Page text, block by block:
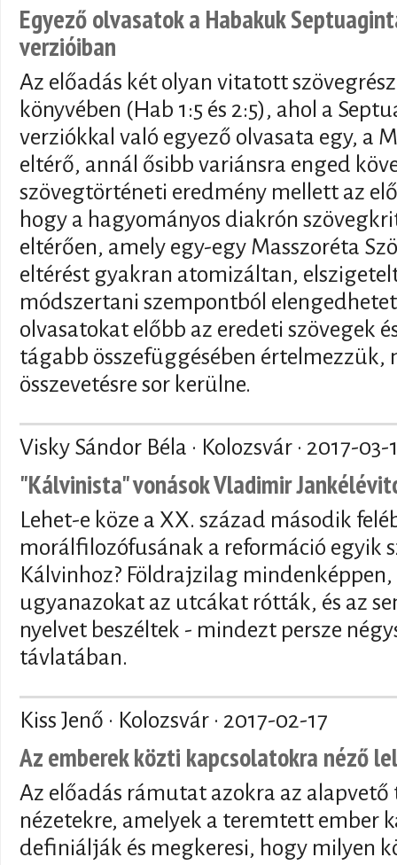
Egyező olvasatok a Habakuk
verzióiban
Az előadás két olyan vitatott
könyvében (Hab 1:5 és 2:5), ahol a
verziókkal való egyező olvasata egy, a
eltérő, annál ősibb variánsra enged
szövegtörténeti eredmény mellett az
hogy a hagyományos diakrón
eltérően, amely egy-egy Masszoréta
eltérést gyakran atomizáltan,
módszertani szempontból
olvasatokat előbb az eredeti szövegek
tágabb összefüggésében értelmezzük,
összevetésre sor kerülne.
Visky Sándor Béla · Kolozsvár · 2017-03-
"Kálvinista" vonások Vladimir
Lehet-e köze a XX. század második
morálfilozófusának a reformáció egyik
Kálvinhoz? Földrajzilag
ugyanazokat az utcákat rótták, és az
nyelvet beszéltek - mindezt persze
távlatában.
Kiss Jenő · Kolozsvár · 2017-02-17
Az emberek közti kapcsolatokra néző
Az előadás rámutat azokra az
nézetekre, amelyek a teremtett ember
definiálják és megkeresi, hogy milyen